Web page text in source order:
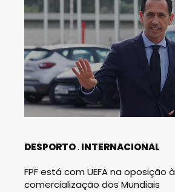
DESPORTO INTERNACIONAL
FPF está com UEFA na oposição à
comercialização dos Mundiais